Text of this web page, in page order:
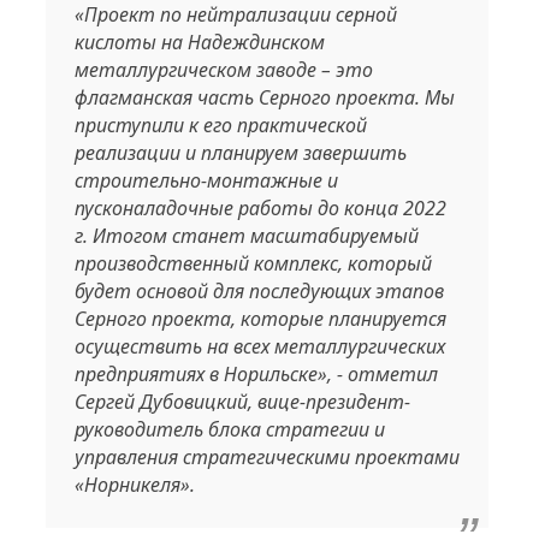
«Проект по нейтрализации серной
кислоты на Надеждинском
металлургическом заводе – это
флагманская часть Серного проекта. Мы
приступили к его практической
реализации и планируем завершить
строительно-монтажные и
пусконаладочные работы до конца 2022
г. Итогом станет масштабируемый
производственный комплекс, который
будет основой для последующих этапов
Серного проекта, которые планируется
осуществить на всех металлургических
предприятиях в Норильске», - отметил
Сергей Дубовицкий, вице-президент-
руководитель блока стратегии и
управления стратегическими проектами
«Норникеля».